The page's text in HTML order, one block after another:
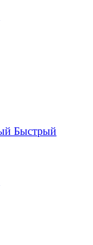
Быстрый